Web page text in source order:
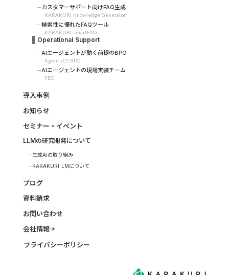
カスタマーサポート向けFAQ生成
KARAKURI Knowledge Generator
検索性に優れたFAQツール
KARAKURI smartFAQ
Operational Support
AIエージェントが動く前提のBPO
AgenticCS BPO
AIエージェントの現場実装チーム
FDE
導入事例
お知らせ
セミナー・イベント
LLMの研究開発について
生成AIの取り組み
KARAKURI LMについて
ブログ
資料請求
お問い合わせ
会社情報arrow_forward
プライバシーポリシー